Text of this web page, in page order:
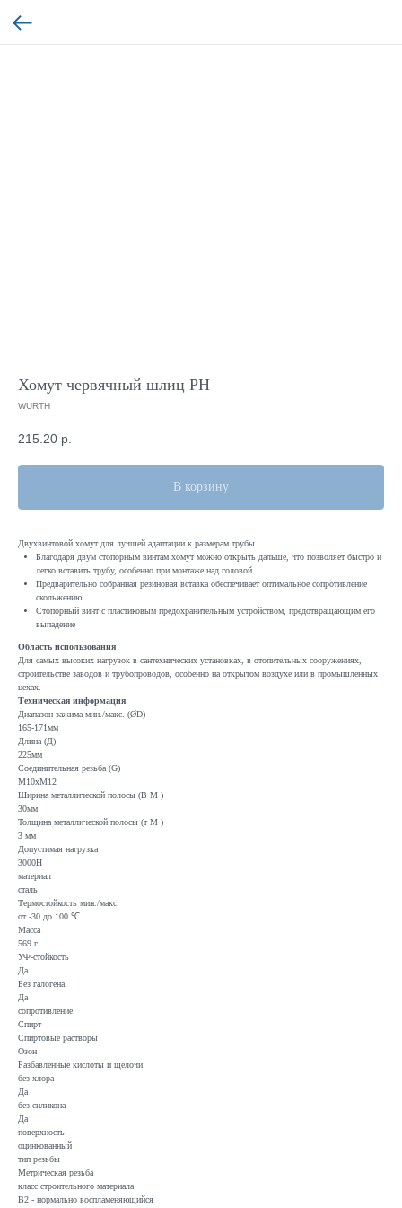
Хомут червячный шлиц PH
WURTH
215.20 р.
В корзину
Двухвинтовой хомут для лучшей адаптации к размерам трубы
Благодаря двум стопорным винтам хомут можно открыть дальше, что позволяет быстро и
легко вставить трубу, особенно при монтаже над головой.
Предварительно собранная резиновая вставка обеспечивает оптимальное сопротивление
скольжению.
Стопорный винт с пластиковым предохранительным устройством, предотвращающим его
выпадение
Область использования
Для самых высоких нагрузок в сантехнических установках, в отопительных сооружениях,
строительстве заводов и трубопроводов, особенно на открытом воздухе или в промышленных
цехах.
Техническая информация
Диапазон зажима мин./макс. (ØD)
165-171мм
Длина (Д)
225мм
Соединительная резьба (G)
М10хМ12
Ширина металлической полосы (B M )
30мм
Толщина металлической полосы (т M )
3 мм
Допустимая нагрузка
3000Н
материал
сталь
Термостойкость мин./макс.
от -30 до 100 ℃
Масса
569 г
УФ-стойкость
Да
Без галогена
Да
сопротивление
Спирт
Спиртовые растворы
Озон
Разбавленные кислоты и щелочи
без хлора
Да
без силикона
Да
поверхность
оцинкованный
тип резьбы
Метрическая резьба
класс строительного материала
B2 - нормально воспламеняющийся